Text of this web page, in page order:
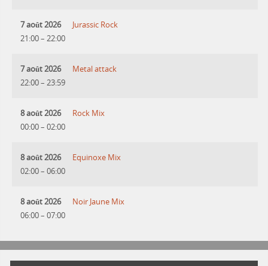
7 août 2026
21:00– 22:00
Jurassic Rock
7 août 2026
22:00– 23:59
Metal attack
8 août 2026
00:00– 02:00
Rock Mix
8 août 2026
02:00– 06:00
Equinoxe Mix
8 août 2026
06:00– 07:00
Noir Jaune Mix